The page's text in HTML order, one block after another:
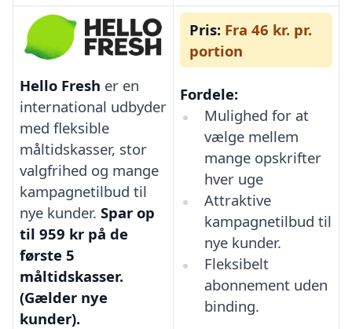
Hello Fresh er en
international udbyder
med fleksible
måltidskasser, stor
valgfrihed og mange
kampagnetilbud til
nye kunder. Spar op
til 959 kr på de
første 5
måltidskasser.
(Gælder nye
kunder).
Pris: Fra 46 kr. pr.
portion
Fordele:
Mulighed for at
vælge mellem
mange opskrifter
hver uge
Attraktive
kampagnetilbud til
nye kunder.
Fleksibelt
abonnement uden
binding.